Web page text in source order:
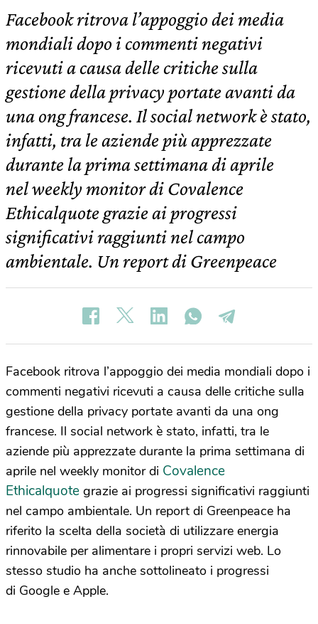
Facebook ritrova l’appoggio dei media
mondiali dopo i commenti negativi
ricevuti a causa delle critiche sulla
gestione della privacy portate avanti da
una ong francese. Il social network è stato,
infatti, tra le aziende più apprezzate
durante la prima settimana di aprile
nel weekly monitor di Covalence
Ethicalquote grazie ai progressi
significativi raggiunti nel campo
ambientale. Un report di Greenpeace
Facebook ritrova l’appoggio dei media mondiali dopo i
commenti negativi ricevuti a causa delle critiche sulla
gestione della privacy portate avanti da una ong
francese. Il social network è stato, infatti, tra le
aziende più apprezzate durante la prima settimana di
aprile nel weekly monitor di Covalence
Ethicalquote grazie ai progressi significativi raggiunti
nel campo ambientale. Un report di Greenpeace ha
riferito la scelta della società di utilizzare energia
rinnovabile per alimentare i propri servizi web. Lo
stesso studio ha anche sottolineato i progressi
di Google e Apple.